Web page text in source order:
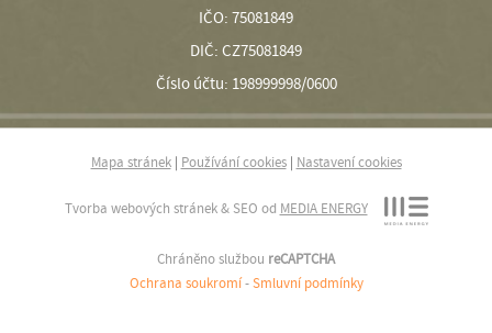
IČO: 75081849
DIČ: CZ75081849
Číslo účtu: 198999998/0600
Mapa stránek| Používání cookies| Nastavení cookies
Tvorba webových stránek & SEO od MEDIA ENERGY
Chráněno službou reCAPTCHA
Ochrana soukromí -Smluvní podmínky